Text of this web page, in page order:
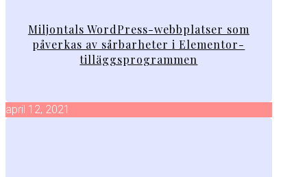
Miljontals WordPress-webbplatser som
påverkas av sårbarheter i Elementor-
tilläggsprogrammen
april 12, 2021